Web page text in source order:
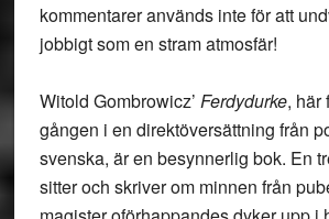
kommentarer används inte för att
jobbigt som en stram atmosfär!
Witold Gombrowicz’ Ferdydurke, här
gången i en direktöversättning från
svenska, är en besynnerlig bok. En
sitter och skriver om minnen från